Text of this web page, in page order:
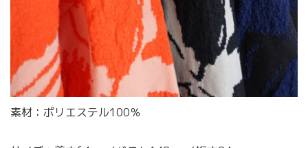
素材：ポリエステル100％